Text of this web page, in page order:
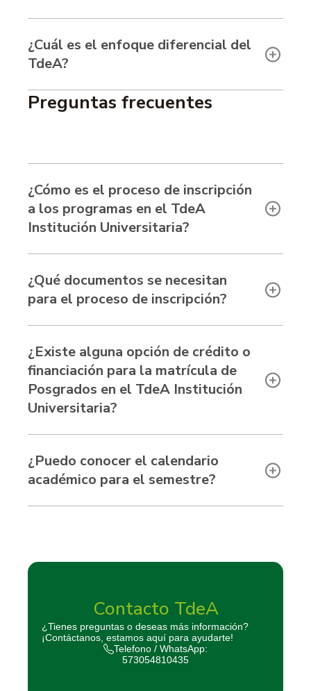
¿Cuál es el enfoque diferencial del
TdeA?
Preguntas frecuentes
¿Cómo es el proceso de inscripción
a los programas en el TdeA
Institución Universitaria?
¿Qué documentos se necesitan
para el proceso de inscripción?
¿Existe alguna opción de crédito o
financiación para la matrícula de
Posgrados en el TdeA Institución
Universitaria?
¿Puedo conocer el calendario
académico para el semestre?
Contacto TdeA
¿Tienes preguntas o deseas más información?
¡Contáctanos, estamos aquí para ayudarte!
Telefono / WhatsApp:
573054810435